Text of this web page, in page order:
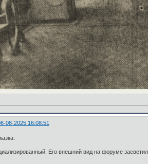
08-2025 16:08:51
Его внешний вид на форуме